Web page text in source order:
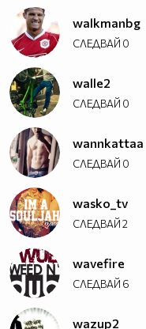
walkmanbg
СЛЕДВАЙ 0
walle2
СЛЕДВАЙ 0
wannkattaa
СЛЕДВАЙ 0
wasko_tv
СЛЕДВАЙ2
wavefire
СЛЕДВАЙ 6
wazup2